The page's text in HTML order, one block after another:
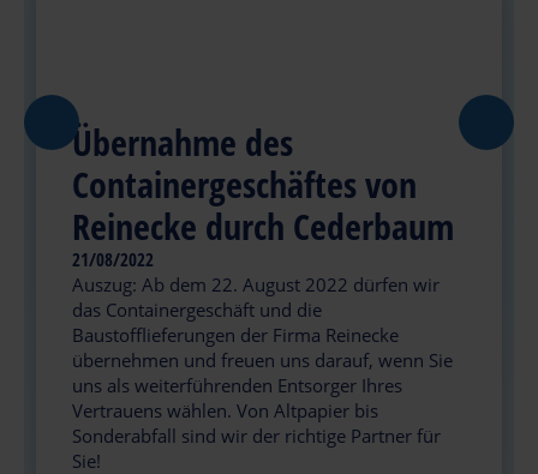
Übernahme des
Containergeschäftes von
Reinecke durch Cederbaum
21/08/2022
Auszug: Ab dem 22. August 2022 dürfen wir
das Containergeschäft und die
Baustofflieferungen der Firma Reinecke
übernehmen und freuen uns darauf, wenn Sie
uns als weiterführenden Entsorger Ihres
Vertrauens wählen. Von Altpapier bis
Sonderabfall sind wir der richtige Partner für
Sie!